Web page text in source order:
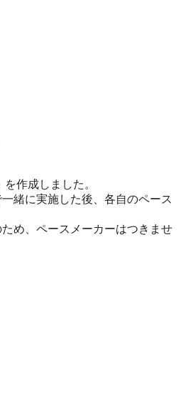
作成しました。
緒に実施した後、各自のペース
め、ペースメーカーはつきませ